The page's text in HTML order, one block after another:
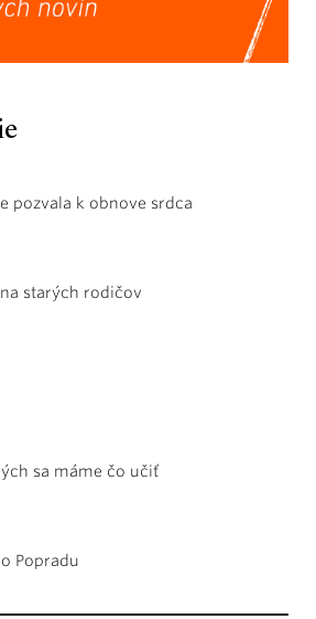
pozvala k obnove srdca
starých rodičov
sa máme čo učiť
Popradu